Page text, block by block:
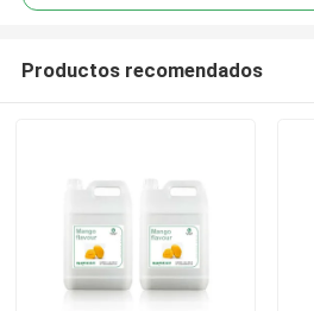
Productos recomendados